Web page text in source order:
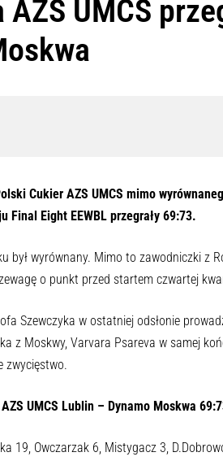
AZS UMCS
Cukier AZS UMCS mimo
Final Eight EEWBL przegrały 69:73.
był wyrównany. Mimo to zawodniczki z
o punkt przed startem czwartej
Szewczyka w ostatniej odsłonie
z Moskwy, Varvara Psareva w samej
zwycięstwo.
UMCS Lublin – Dynamo Moskwa
19, Owczarzak 6, Mistygacz 3,